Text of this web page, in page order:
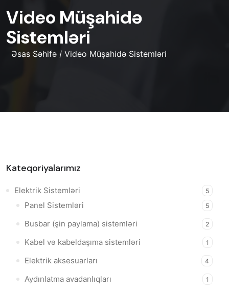
Video Müşahidə
Sistemləri
Əsas Səhifə / Video Müşahidə Sistemləri
Kateqoriyalarımız
Elektrik Sistemləri 5
Panel Sistemləri 5
Busbar (şin paylama) sistemləri 2
Kabel və kabeldaşıma sistemləri 1
Elektrik aksesuarları 4
Aydınlatma avadanlıqları 1